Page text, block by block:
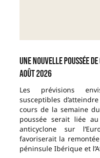
Une nouvelle poussée
août 2026
Les prévisions
susceptibles d’atteindre
cours de la semaine
poussée serait liée
anticyclone sur
favoriserait la
péninsule Ibérique et